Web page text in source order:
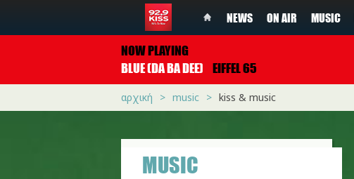
NEWS ON AIR MUSIC
NOW PLAYING
BLUE (DA BA DEE)
EIFFEL 65
αρχική music kiss & music
MUSIC